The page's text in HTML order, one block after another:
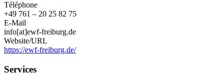
Téléphone
+49 761 – 20 25 82 75
E-Mail
info[at]ewf-freiburg.de
Website/URL
https://ewf-freiburg.de/
Services